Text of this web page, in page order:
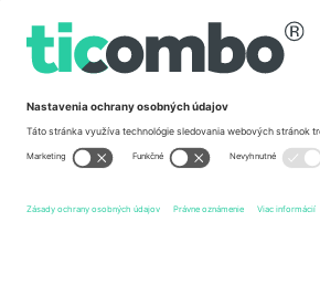
Kancelárie Ticombo